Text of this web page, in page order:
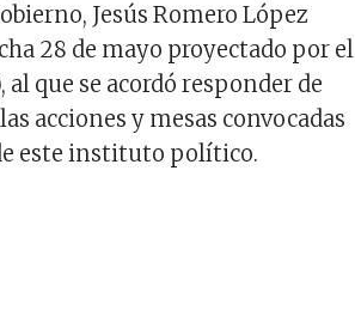
Jesús Romero López
28 de mayo proyectado por el
que se acordó responder de
acciones y mesas convocadas
este instituto político.